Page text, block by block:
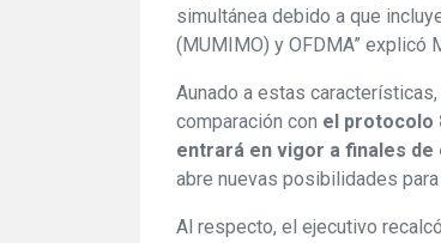
simultánea debido a que
(MUMIMO) y OFDMA” explicó
Aunado a estas
comparación con el protocolo
entrará en vigor a finales de
abre nuevas posibilidades
Al respecto, el ejecutivo